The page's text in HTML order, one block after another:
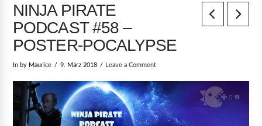
NINJA PIRATE
PODCAST #58 –
POSTER-POCALYPSE
In by Maurice 9. März 2018 Leave a Comment